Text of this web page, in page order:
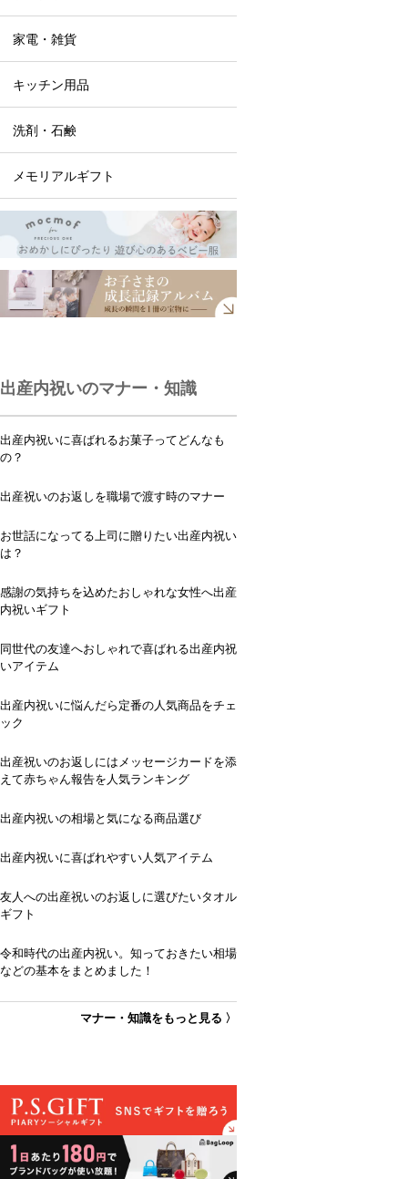
家電・雑貨
キッチン用品
洗剤・石鹸
メモリアルギフト
出産内祝いのマナー・知識
出産内祝いに喜ばれるお菓子ってどんなも
の？
出産祝いのお返しを職場で渡す時のマナー
お世話になってる上司に贈りたい出産内祝い
は？
感謝の気持ちを込めたおしゃれな女性へ出産
内祝いギフト
同世代の友達へおしゃれで喜ばれる出産内祝
いアイテム
出産内祝いに悩んだら定番の人気商品をチェ
ック
出産祝いのお返しにはメッセージカードを添
えて赤ちゃん報告を人気ランキング
出産内祝いの相場と気になる商品選び
出産内祝いに喜ばれやすい人気アイテム
友人への出産祝いのお返しに選びたいタオル
ギフト
令和時代の出産内祝い。知っておきたい相場
などの基本をまとめました！
マナー・知識をもっと見る 〉